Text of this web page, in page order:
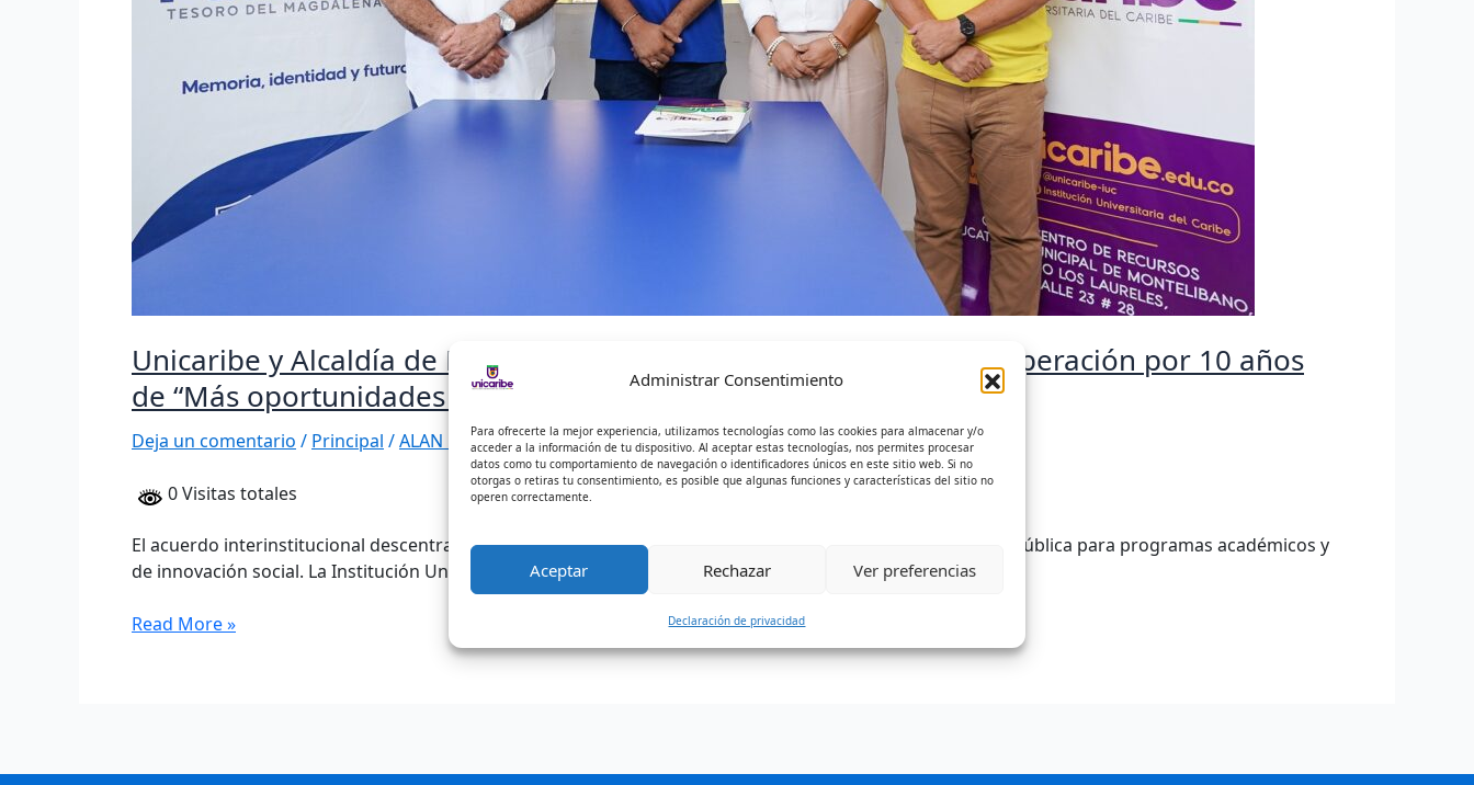
Administrar Consentimiento
Para ofrecerte la mejor experiencia, utilizamos tecnologías como las cookies para almacenar y/o
acceder a la información de tu dispositivo. Al aceptar estas tecnologías, nos permites procesar
datos como tu comportamiento de navegación o identificadores únicos en este sitio web. Si no
otorgas o retiras tu consentimiento, es posible que algunas funciones y características del sitio no
operen correctamente.
Aceptar Rechazar Ver preferencias
Declaración de privacidad
Unicaribe y Alcaldía de Puebloviejo firman convenio marco de cooperación por 10 años
de “Más oportunidades para la gente”
Deja un comentario / Principal /ALAN DAVID SIERRA PEÑA
0 Visitas totales
El acuerdo interinstitucional descentralizará la Educación Superior y permitirá el uso de la infraestructura pública para programas académicos y
de innovación social. La Institución Universitaria del Caribe (Unicaribe) y la […]
Read More »